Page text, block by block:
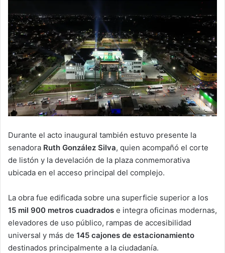
Durante el acto inaugural también estuvo presente la
senadora Ruth González Silva, quien acompañó el corte
de listón y la develación de la plaza conmemorativa
ubicada en el acceso principal del complejo.
La obra fue edificada sobre una superficie superior a los
15 mil 900 metros cuadrados e integra oficinas modernas,
elevadores de uso público, rampas de accesibilidad
universal y más de 145 cajones de estacionamiento
destinados principalmente a la ciudadanía.